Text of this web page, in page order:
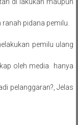
pidana pemilu.
pemilu ulang
oleh media hanya
pelanggaran?, Jelas